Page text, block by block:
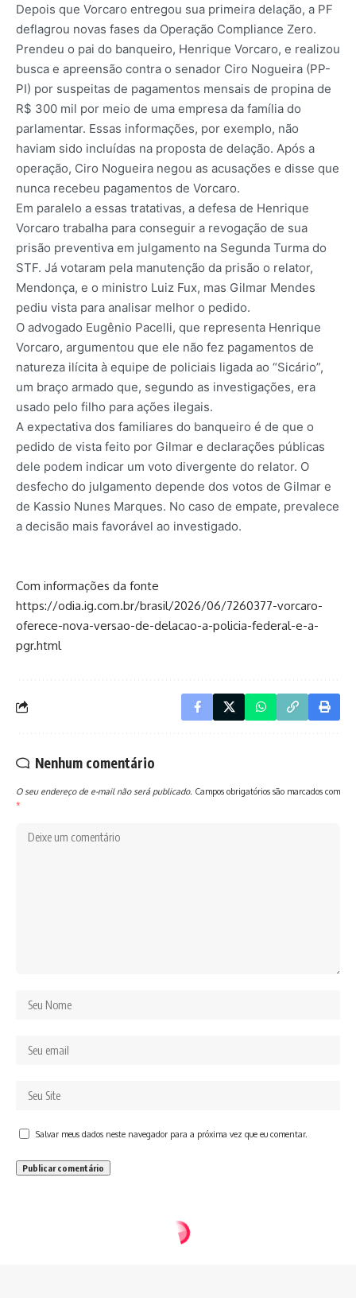
Depois que Vorcaro entregou sua primeira delação, a PF
deflagrou novas fases da Operação Compliance Zero.
Prendeu o pai do banqueiro, Henrique Vorcaro, e realizou
busca e apreensão contra o senador Ciro Nogueira (PP-
PI) por suspeitas de pagamentos mensais de propina de
R$ 300 mil por meio de uma empresa da família do
parlamentar. Essas informações, por exemplo, não
haviam sido incluídas na proposta de delação. Após a
operação, Ciro Nogueira negou as acusações e disse que
nunca recebeu pagamentos de Vorcaro.
Em paralelo a essas tratativas, a defesa de Henrique
Vorcaro trabalha para conseguir a revogação de sua
prisão preventiva em julgamento na Segunda Turma do
STF. Já votaram pela manutenção da prisão o relator,
Mendonça, e o ministro Luiz Fux, mas Gilmar Mendes
pediu vista para analisar melhor o pedido.
O advogado Eugênio Pacelli, que representa Henrique
Vorcaro, argumentou que ele não fez pagamentos de
natureza ilícita à equipe de policiais ligada ao “Sicário”,
um braço armado que, segundo as investigações, era
usado pelo filho para ações ilegais.
A expectativa dos familiares do banqueiro é de que o
pedido de vista feito por Gilmar e declarações públicas
dele podem indicar um voto divergente do relator. O
desfecho do julgamento depende dos votos de Gilmar e
de Kassio Nunes Marques. No caso de empate, prevalece
a decisão mais favorável ao investigado.
Com informações da fonte
https://odia.ig.com.br/brasil/2026/06/7260377-vorcaro-
oferece-nova-versao-de-delacao-a-policia-federal-e-a-
pgr.html
Nenhum comentário
O seu endereço de e-mail não será publicado. Campos obrigatórios são marcados com
*
Salvar meus dados neste navegador para a próxima vez que eu comentar.